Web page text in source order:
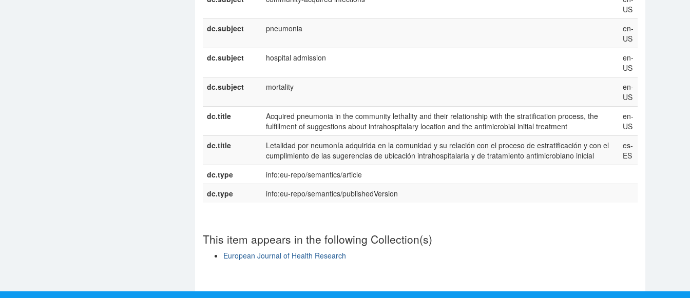
US
dc.subject
pneumonia
en-
US
dc.subject
hospital admission
en-
US
dc.subject
mortality
en-
US
dc.title
Acquired pneumonia in the community lethality and their relationship with the stratification process, the
fulfillment of suggestions about intrahospitalary location and the antimicrobial initial treatment
en-
US
dc.title
Letalidad por neumonía adquirida en la comunidad y su relación con el proceso de estratificación y con el
cumplimiento de las sugerencias de ubicación intrahospitalaria y de tratamiento antimicrobiano inicial
es-
ES
dc.type
info:eu-repo/semantics/article
dc.type
info:eu-repo/semantics/publishedVersion
This item appears in the following Collection(s)
European Journal of Health Research